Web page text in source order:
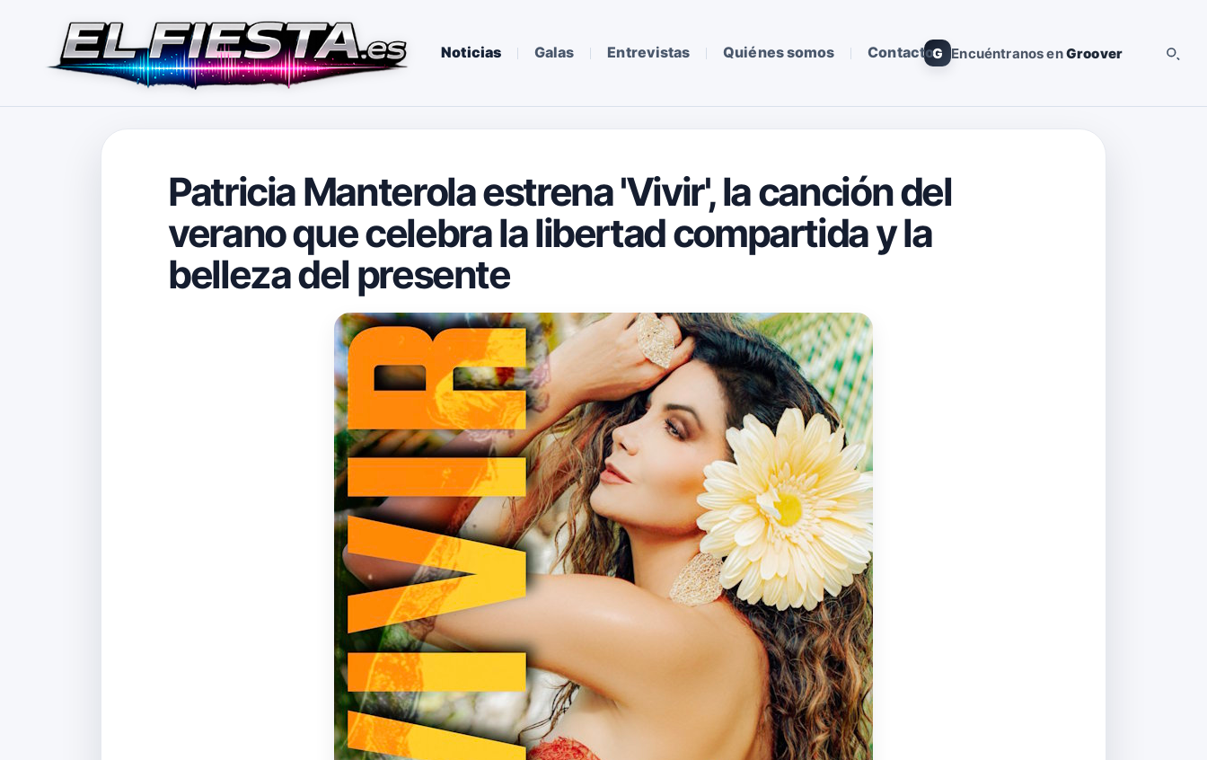
Noticias Galas Entrevistas Quiénes somos ContactoG Encuéntranos enGroover
Patricia Manterola estrena 'Vivir', la canción del
verano que celebra la libertad compartida y la
belleza del presente